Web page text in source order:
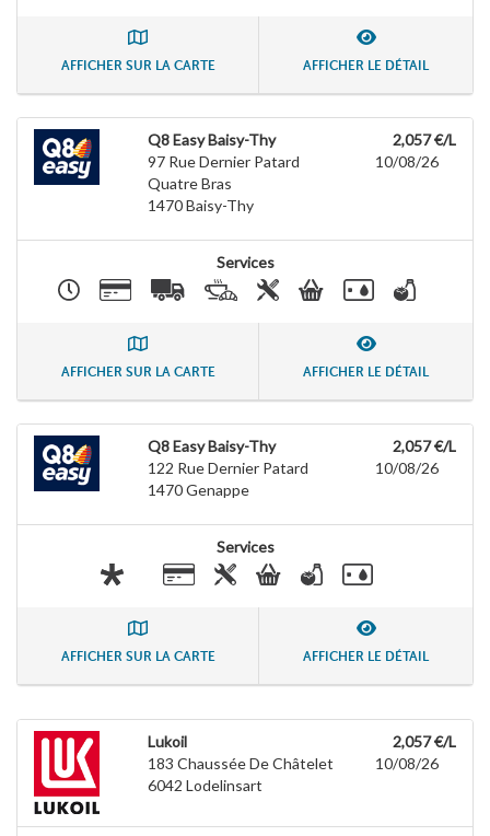
AFFICHER SUR LA CARTE AFFICHER LE DÉTAIL
Q8 Easy Baisy-Thy
97 Rue Dernier Patard
Quatre Bras
1470Baisy-Thy
2,057 €/L
10/08/26
Services
AFFICHER SUR LA CARTE AFFICHER LE DÉTAIL
Q8 Easy Baisy-Thy
122 Rue Dernier Patard
1470Genappe
2,057 €/L
10/08/26
Services
AFFICHER SUR LA CARTE AFFICHER LE DÉTAIL
Lukoil
183 Chaussée De Châtelet
6042 Lodelinsart
2,057 €/L
10/08/26